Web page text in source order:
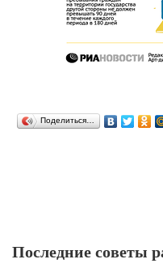
Поделиться…
Последние советы